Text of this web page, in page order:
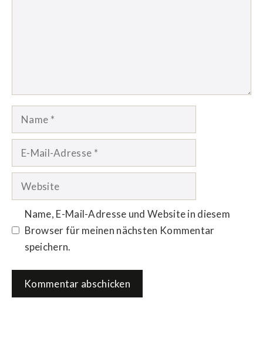
Name
Website
Name, E-Mail-Adresse und Website in diesem
Browser für meinen nächsten Kommentar
speichern.